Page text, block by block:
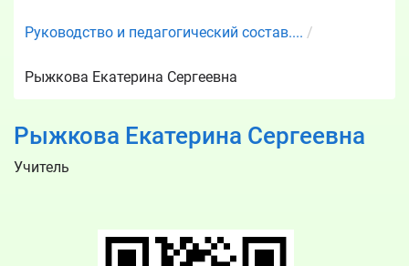
Руководство и педагогический состав.... /
Рыжкова Екатерина Сергеевна
Рыжкова Екатерина Сергеевна
Учитель